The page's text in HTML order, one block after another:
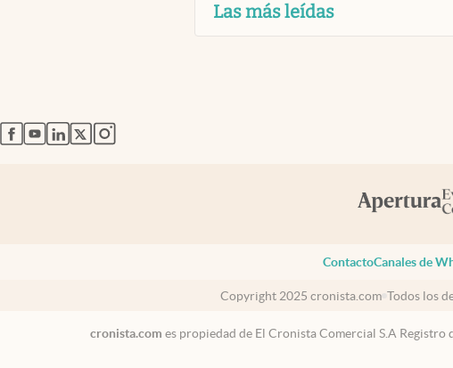
Las más leídas
abre en nueva pestaña
abre en nueva pestaña
abre en nueva pestaña
abre en nueva pestaña
abre en nueva pestaña
ContactoCanales de
Copyright 2025 cronista.com Todos los
cronista.com es propiedad de El Cronista Comercial S.A